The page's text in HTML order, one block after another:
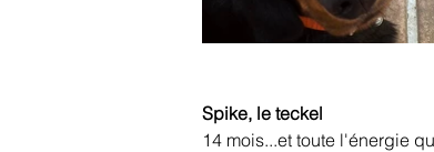
Spike, le teckel
14 mois...et toute l'énergie